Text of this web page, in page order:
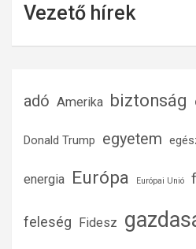
Vezető hírek
adó Amerika biztonság
Donald Trump egyetem
energia Európa Európai Unió
feleség Fidesz